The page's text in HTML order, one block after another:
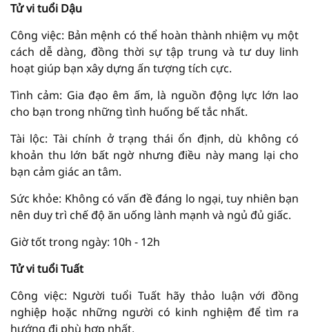
Tử vi tuổi Dậu
Công việc: Bản mệnh có thể hoàn thành nhiệm vụ một
cách dễ dàng, đồng thời sự tập trung và tư duy linh
hoạt giúp bạn xây dựng ấn tượng tích cực.
Tình cảm: Gia đạo êm ấm, là nguồn động lực lớn lao
cho bạn trong những tình huống bế tắc nhất.
Tài lộc: Tài chính ở trạng thái ổn định, dù không có
khoản thu lớn bất ngờ nhưng điều này mang lại cho
bạn cảm giác an tâm.
Sức khỏe: Không có vấn đề đáng lo ngại, tuy nhiên bạn
nên duy trì chế độ ăn uống lành mạnh và ngủ đủ giấc.
Giờ tốt trong ngày: 10h - 12h
Tử vi tuổi Tuất
Công việc: Người tuổi Tuất hãy thảo luận với đồng
nghiệp hoặc những người có kinh nghiệm để tìm ra
hướng đi phù hợp nhất.